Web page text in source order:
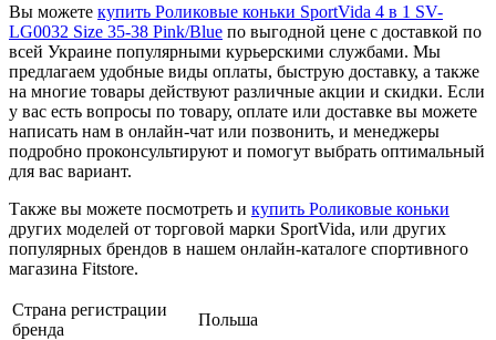
Вы можете купить Роликовые коньки SportVida 4 в 1 SV-
LG0032 Size 35-38 Pink/Blue по выгодной цене с доставкой по
всей Украине популярными курьерскими службами. Мы
предлагаем удобные виды оплаты, быструю доставку, а также
на многие товары действуют различные акции и скидки. Если
у вас есть вопросы по товару, оплате или доставке вы можете
написать нам в онлайн-чат или позвонить, и менеджеры
подробно проконсультируют и помогут выбрать оптимальный
для вас вариант.
Также вы можете посмотреть и купить Роликовые коньки
других моделей от торговой марки SportVida, или других
популярных брендов в нашем онлайн-каталоге спортивного
магазина Fitstore.
Страна регистрации
бренда
Польша